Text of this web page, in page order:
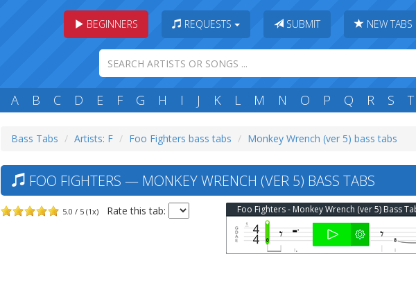
BEGINNERS REQUESTS SUBMIT NEW TABS
A B C D E F G H I J K L M N O P Q R S T
Bass Tabs Artists: F Foo Fighters bass tabs Monkey Wrench (ver 5) bass tabs
FOO FIGHTERS — MONKEY WRENCH (VER 5) BASS TABS
5.0 / 5 (1x) Rate this tab: Foo Fighters - Monkey Wrench (ver 5) Bass